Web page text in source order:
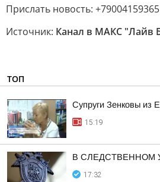
Прислать новость:
Источник: Канал в МАКС "Лайв
ТОП
Супруги Зенковы из
15:19
В СЛЕДСТВЕННОМ
17:32